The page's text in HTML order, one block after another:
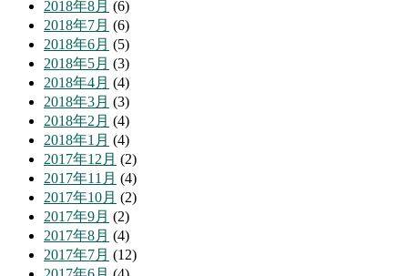
2018年8月 (6)
2018年7月 (6)
2018年6月 (5)
2018年5月 (3)
2018年4月 (4)
2018年3月 (3)
2018年2月 (4)
2018年1月 (4)
2017年12月 (2)
2017年11月 (4)
2017年10月 (2)
2017年9月 (2)
2017年8月 (4)
2017年7月 (12)